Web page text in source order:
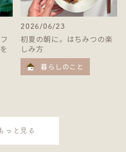
2026/06/23
初夏の朝に。はちみつの楽
しみ方
暮らしのこと
もっと見る